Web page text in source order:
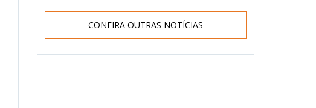
CONFIRA OUTRAS NOTÍCIAS